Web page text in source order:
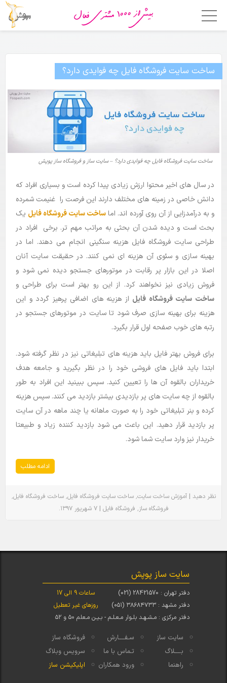
امکانات
فروشگاه ساز
اپلیکیشن فروشگاهی
قیمت
مشتریان ما
تماس با ما
بلاگ
راهنما
ساخت سایت فروشگاه فایل چه فوایدی دارد؟
ساخت سایت فروشگاه فایل چه فوایدی دارد؟ – سایت ساز و فروشگاه ساز پوپش
در سال های اخیر محتوا ارزش زیادی پیدا کرده است و بسیاری افراد که
دانش خاصی در زمینه های مختلف دارند این فرصت را غنیمت شمرده
و به درآمدزایی از آن روی آورده اند. اماساخت سایت فروشگاه فایل یک
بحث است و دیده شدن آن بحثی به مراتب مهم تر. برخی افراد در
طراحی سایت فروشگاه فایل هزینه سنگینی انجام می دهند. اما در
بهینه سازی و سئوی آن هزینه ای نمی کنند. در حقیقت سایت آنان
اصلا در این بازار پر رقابت در موتورهای جستجو دیده نمی شود و
فروش زیادی نیز نخواهند کرد. از این رو بهتر است برای طراحی و
ساخت سایت فروشگاه فایل از هزینه های اضافی پرهیز گردد و این
هزینه برای بهینه سازی صرف شود تا سایت در موتورهای جستجو در
رتبه های خوب صفحه اول قرار بگیرد.
برای فروش بهتر فایل باید هزینه های تبلیغاتی نیز در نظر گرفته شود.
ابتدا باید فایل های فروشی خود را در نظر بگیرید و جامعه هدف
خریداران بالقوه آن ها را تعیین کنید. سپس ببینید این افراد به طور
بالقوه از چه سایت های پر بازدیدی بیشتر بازدید می کنند. سپس هزینه
کرده و بنر تبلیغاتی خود را به صورت ماهانه یا چند ماهه در آن سایت
پر بازدید قرار دهید. این باعث می شود بازدید کننده زیاد و طبیعتا
خریدار نیز وارد سایت شما شود.
ادامه مطلب
نظر دهید |آموزش ساخت سایت٬ ساخت سایت فروشگاه فایل٬ ساخت فروشگاه فایل٬
فروشگاه ساز٬ فروشگاه فایل |۷ شهریور ۱۳۹۷ .
سایت ساز پوپش
دفتر تهران : 28421570 (021)
دفتر مشهد : ۳۸۶۸۴۷۳۳ (۰۵۱)
ساعات 9 الی 17
روزهای غیر تعطیل
دفتر مرکزی : مـشـهـد بلـوار مـعـلـم - بـیـن مـعلم ۵۰ و ۵۲
سایت ساز سـفــــارش
فروشگاه ساز
بــــلاگ
تـماس با ما
سرویس وبلاگ
راهنما
ورود همکاران اپلیکیشن ساز